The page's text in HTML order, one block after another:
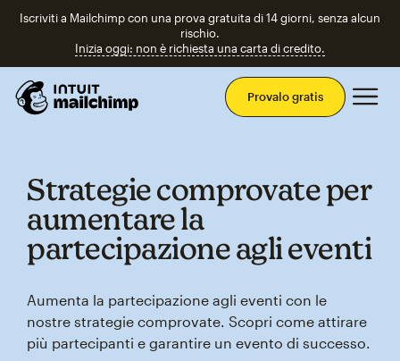
Iscriviti a Mailchimp con una prova gratuita di 14 giorni, senza alcun
rischio.
Inizia oggi: non è richiesta una carta di credito.
Provalo gratis
Strategie comprovate per
aumentare la
partecipazione agli eventi
Aumenta la partecipazione agli eventi con le
nostre strategie comprovate. Scopri come attirare
più partecipanti e garantire un evento di successo.